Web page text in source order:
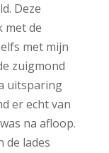
Deze
met de
met mijn
zuigmond
uitsparing
er echt van
na afloop.
de lades